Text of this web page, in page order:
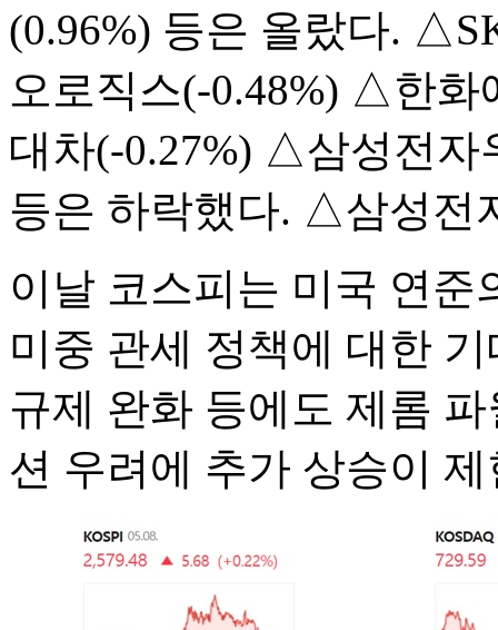
(0.96%) 등은 올랐다.
오로직스(-0.48%) △한
대차(-0.27%) △삼성전자
등은 하락했다. △삼성전
이날 코스피는 미국 연
미중 관세 정책에 대한
규제 완화 등에도 제롬
션 우려에 추가 상승이